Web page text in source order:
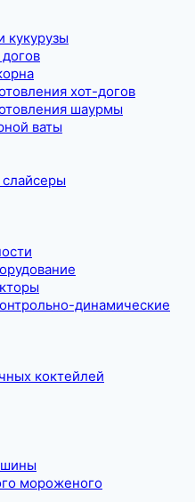
кукурузы
хот-догов
шаурмы
ваты
динамические
коктейлей
мороженого